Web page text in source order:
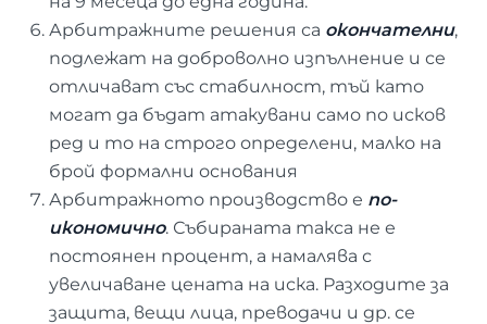
Арбитражните решения са окончателни,
подлежат на доброволно изпълнение и се
отличават със стабилност, тъй като
могат да бъдат атакувани само по исков
ред и то на строго определени, малко на
брой формални основания
Арбитражното производство е по-
икономично. Събираната такса не е
постоянен процент, а намалява с
увеличаване цената на иска. Разходите за
защита, вещи лица, преводачи и др. се